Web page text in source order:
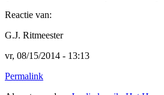
Reactie van:
G.J. Ritmeester
vr, 08/15/2014 - 13:13
Permalink